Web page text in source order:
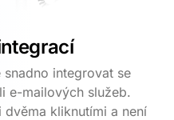
integrovat se
e-mailových služeb.
kliknutími a není